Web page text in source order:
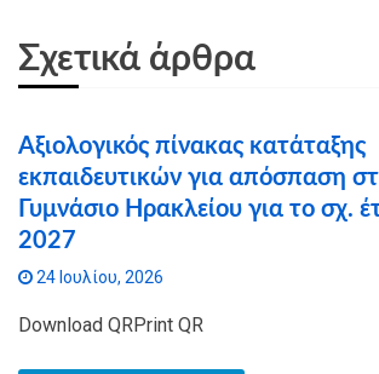
Σχετικά άρθρα
Αξιολογικός πίνακας κατάταξης
εκπαιδευτικών για απόσπαση
Γυμνάσιο Ηρακλείου για το σχ.
2027
24 Ιουλίου, 2026
Download QRPrint QR